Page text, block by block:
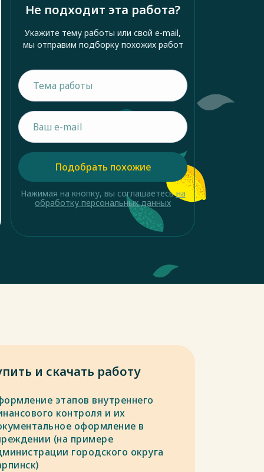
Не подходит эта работа?
Укажите тему работы или свой e-mail,
мы отправим подборку похожих работ
Подобрать похожие
Нажимая на кнопку, вы соглашаетесьна
обработку персональных данных
и скачать работу
этапов внутреннего
контроля и их
оформление в
(на примере
городского округа